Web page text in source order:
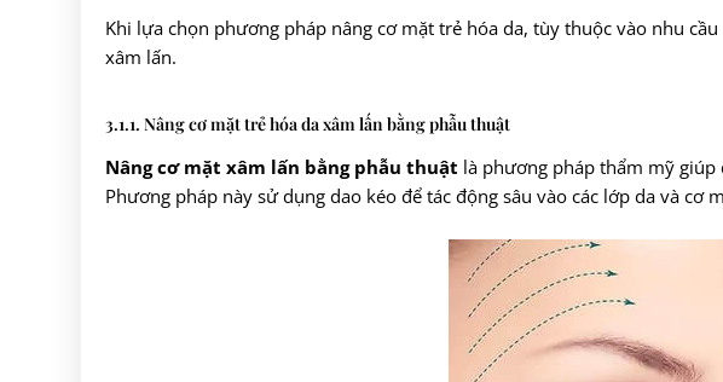
Khi lựa chọn phương pháp nâng cơ mặt trẻ hóa da, tùy thuộc vào nhu
xâm lấn.
3.1.1. Nâng cơ mặt trẻ hóa da xâm lấn bằng phẫu thuật
Nâng cơ mặt xâm lấn bằng phẫu thuật là phương pháp thẩm mỹ giúp
Phương pháp này sử dụng dao kéo để tác động sâu vào các lớp da và cơ